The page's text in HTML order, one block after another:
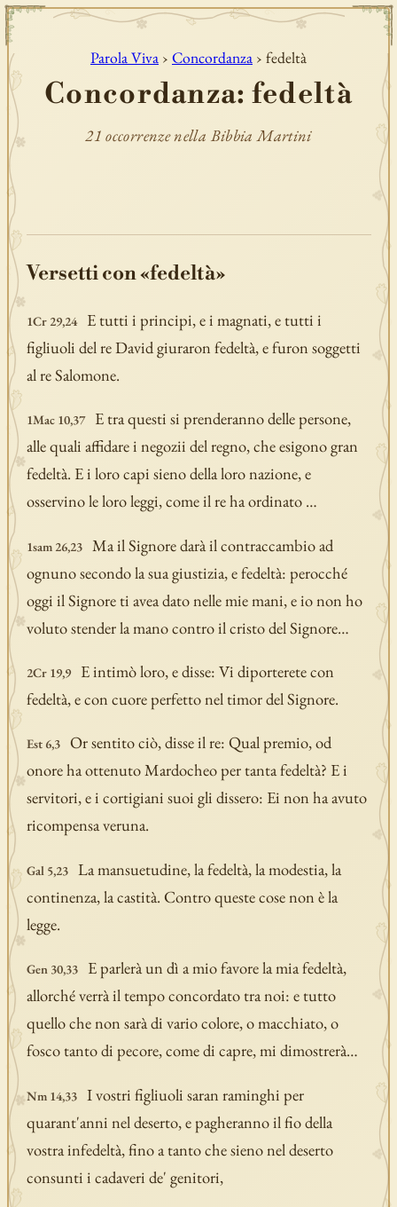
Parola Viva › Concordanza › fedeltà
Concordanza: fedeltà
21 occorrenze nella Bibbia Martini
Versetti con «fedeltà»
1Cr 29,24
E tutti i principi, e i magnati, e tutti i
figliuoli del re David giuraron fedeltà, e furon soggetti
al re Salomone.
1Mac 10,37
E tra questi si prenderanno delle persone,
alle quali affidare i negozii del regno, che esigono gran
fedeltà. E i loro capi sieno della loro nazione, e
osservino le loro leggi, come il re ha ordinato …
1sam 26,23
Ma il Signore darà il contraccambio ad
ognuno secondo la sua giustizia, e fedeltà: perocché
oggi il Signore ti avea dato nelle mie mani, e io non ho
voluto stender la mano contro il cristo del Signore…
2Cr 19,9
E intimò loro, e disse: Vi diporterete con
fedeltà, e con cuore perfetto nel timor del Signore.
Est 6,3
Or sentito ciò, disse il re: Qual premio, od
onore ha ottenuto Mardocheo per tanta fedeltà? E i
servitori, e i cortigiani suoi gli dissero: Ei non ha avuto
ricompensa veruna.
Gal 5,23
La mansuetudine, la fedeltà, la modestia, la
continenza, la castità. Contro queste cose non è la
legge.
Gen 30,33
E parlerà un dì a mio favore la mia fedeltà,
allorché verrà il tempo concordato tra noi: e tutto
quello che non sarà di vario colore, o macchiato, o
fosco tanto di pecore, come di capre, mi dimostrerà…
Nm 14,33
I vostri figliuoli saran raminghi per
quarant'anni nel deserto, e pagheranno il fio della
vostra infedeltà, fino a tanto che sieno nel deserto
consunti i cadaveri de' genitori,